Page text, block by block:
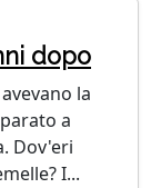
dopo
la
a
Dov'eri
I...